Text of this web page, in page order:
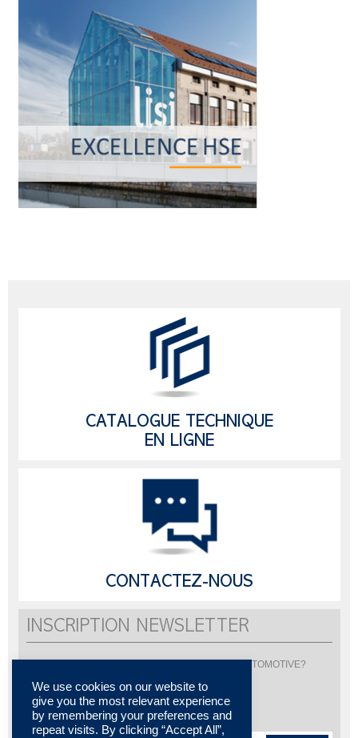
CATALOGUE TECHNIQUE
EN LIGNE
CONTACTEZ-NOUS
INSCRIPTION NEWSLETTER
Vous souhaitez être informé de l'actualité de LISI AUTOMOTIVE?
Inscrivez-vous pour recevoir notre newsletter
We use cookies on our website to
give you the most relevant experience
by remembering your preferences and
repeat visits. By clicking “Accept All”,